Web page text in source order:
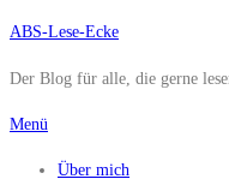
Zum
springen
ABS-Lese-Ecke
Der Blog für alle, die gerne
Menü
Über mich